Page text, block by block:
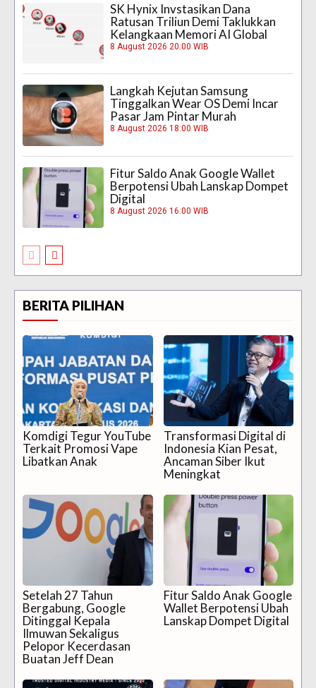
SK Hynix Invstasikan Dana
Ratusan Triliun Demi Taklukkan
Kelangkaan Memori AI Global
8 August 2026 20:00 WIB
Langkah Kejutan Samsung
Tinggalkan Wear OS Demi Incar
Pasar Jam Pintar Murah
8 August 2026 18:00 WIB
Fitur Saldo Anak Google Wallet
Berpotensi Ubah Lanskap Dompet
Digital
8 August 2026 16:00 WIB
BERITA PILIHAN
Komdigi Tegur YouTube
Terkait Promosi Vape
Libatkan Anak
Transformasi Digital di
Indonesia Kian Pesat,
Ancaman Siber Ikut
Meningkat
Setelah 27 Tahun
Bergabung, Google
Ditinggal Kepala
Ilmuwan Sekaligus
Pelopor Kecerdasan
Buatan Jeff Dean
Fitur Saldo Anak Google
Wallet Berpotensi Ubah
Lanskap Dompet Digital